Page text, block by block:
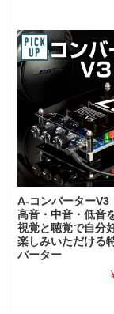
A-コンバーター
高音・中音・低音
視覚と聴覚で自分
楽しみいただける
バーター